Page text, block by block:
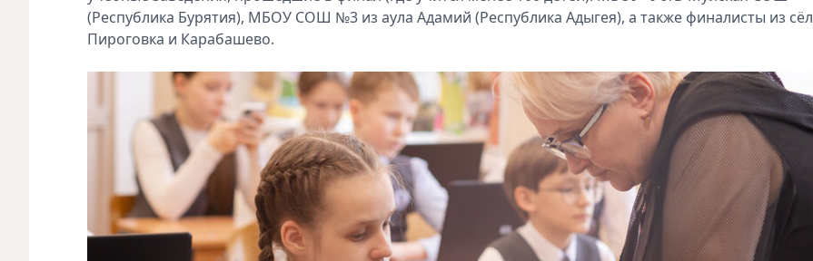
(Республика Бурятия), МБОУ СОШ №3 из аула Адамий (Республика Адыгея), а также финалисты из сёл
Пироговка и Карабашево.